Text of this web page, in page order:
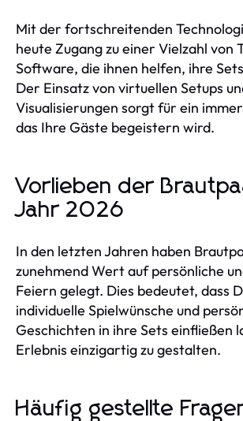
Mit der fortschreitenden
heute Zugang zu einer Vielzahl von
Software, die ihnen helfen, ihre
Der Einsatz von virtuellen Setups
Visualisierungen sorgt für ein
das Ihre Gäste begeistern wird.
Vorlieben der
Jahr 2026
In den letzten Jahren haben
zunehmend Wert auf persönliche
Feiern gelegt. Dies bedeutet, dass
individuelle Spielwünsche und
Geschichten in ihre Sets einfließen
Erlebnis einzigartig zu gestalten.
Häufig gestellte